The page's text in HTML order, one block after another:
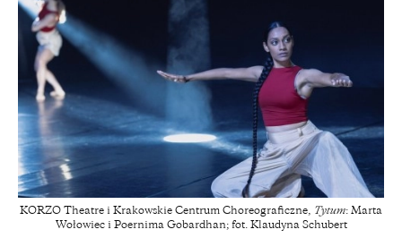
KORZO Theatre i Krakowskie Centrum Choreograficzne, Tytum: Marta
Wołowiec i Poernima Gobardhan; fot. Klaudyna Schubert